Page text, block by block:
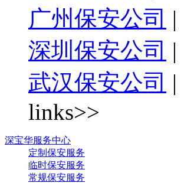
广州保安公司 |
深圳保安公司 |
武汉保安公司 |
links>>
深宝华服务中心
定制保安服务
临时保安服务
常规保安服务